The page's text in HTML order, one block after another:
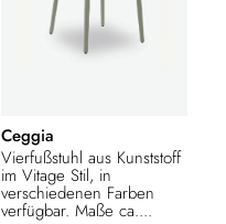
Ceggia
Vierfußstuhl aus Kunststoff
im Vitage Stil, in
verschiedenen Farben
verfügbar. Maße ca....